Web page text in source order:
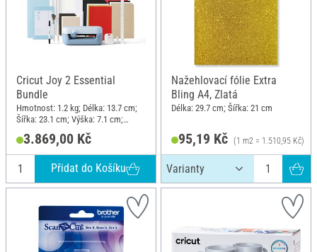
Cricut Joy 2 Essential
Bundle
Hmotnost: 1.2 kg; Délka: 13.7 cm;
Šířka: 23.1 cm; Výška: 7.1 cm;
3.869,00 Kč
Přidat do Košíku
Nažehlovací fólie Extra
Bling A4, Zlatá
Délka: 29.7 cm; Šířka: 21 cm
95,19 Kč (1 m2 = 1.510,95 Kč)